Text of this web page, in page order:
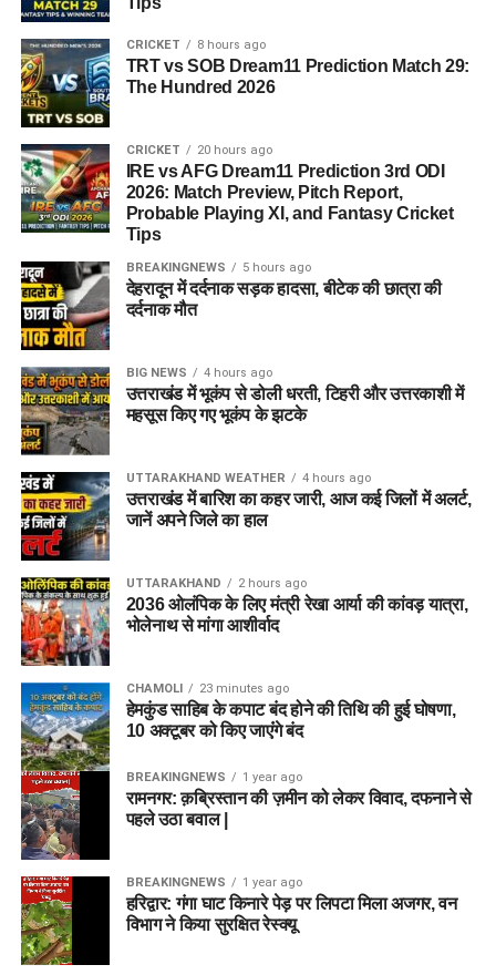
CRICKET 8 hours ago
TRT vs SOB Dream11 Prediction Match 29:
The Hundred 2026
CRICKET 20 hours ago
IRE vs AFG Dream11 Prediction 3rd ODI
2026: Match Preview, Pitch Report,
Probable Playing XI, and Fantasy Cricket
Tips
BREAKINGNEWS 5 hours ago
देहरादून में दर्दनाक सड़क हादसा, बीटेक की छात्रा की
दर्दनाक मौत
BIG NEWS 4 hours ago
उत्तराखंड में भूकंप से डोली धरती, टिहरी और उत्तरकाशी में
महसूस किए गए भूकंप के झटके
UTTARAKHAND WEATHER 4 hours ago
उत्तराखंड में बारिश का कहर जारी, आज कई जिलों में अलर्ट,
जानें अपने जिले का हाल
UTTARAKHAND 2 hours ago
2036 ओलंपिक के लिए मंत्री रेखा आर्या की कांवड़ यात्रा,
भोलेनाथ से मांगा आशीर्वाद
CHAMOLI 23 minutes ago
हेमकुंड साहिब के कपाट बंद होने की तिथि की हुई घोषणा,
10 अक्टूबर को किए जाएंंगे बंद
BREAKINGNEWS 1 year ago
रामनगर: क़ब्रिस्तान की ज़मीन को लेकर विवाद, दफनाने से
पहले उठा बवाल |
BREAKINGNEWS 1 year ago
हरिद्वार: गंगा घाट किनारे पेड़ पर लिपटा मिला अजगर, वन
विभाग ने किया सुरक्षित रेस्क्यू